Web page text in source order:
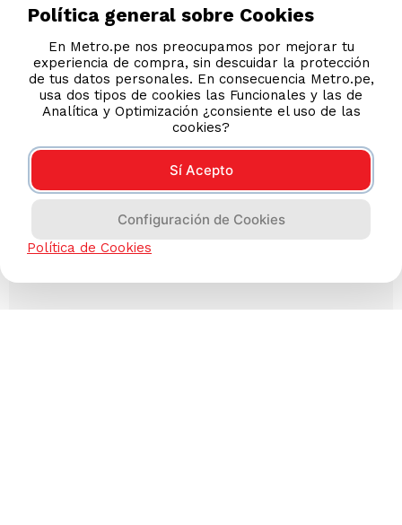
Política general sobre Cookies
En Metro.pe nos preocupamos por mejorar tu
experiencia de compra, sin descuidar la protección
de tus datos personales. En consecuencia Metro.pe,
usa dos tipos de cookies las Funcionales y las de
Analítica y Optimización ¿consiente el uso de las
cookies?
Sí Acepto
Configuración de Cookies
Política de Cookies